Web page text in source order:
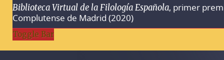
Biblioteca Virtual de la Filología Española, primer
Complutense de Madrid (2020)
Toggle Bar